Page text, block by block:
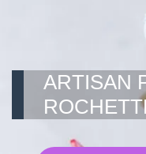
ARTISAN